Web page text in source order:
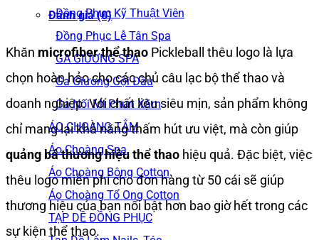
Đồng Phục Kỹ Thuật Viên
Đồng Phục Lễ Tân Spa
GA GIƯỜNG SPA
Ga Giường Gội Đầu
Ga Nối Mi Phun Xăm
ÁO CHOÀNG TẮM
Áo Choàng Spa
Áo Choàng Bông Cotton
Áo Choàng Tổ Ong Cotton
TẠP DỀ ĐỒNG PHỤC
Đánh giá (0)
Khăn microfiber thể thao Pickleball thêu logo là lựa
chọn hoàn hảo cho các chủ câu lạc bộ thể thao và
doanh nghiệp. Với chất liệu siêu mịn, sản phẩm không
chỉ mang lại khả năng thấm hút ưu việt, mà còn giúp
quảng bá thương hiệu thể thao hiệu quả. Đặc biệt, việc
thêu logo miễn phí cho đơn hàng từ 50 cái sẽ giúp
thương hiệu của bạn nổi bật hơn bao giờ hết trong các
sự kiện thể thao.